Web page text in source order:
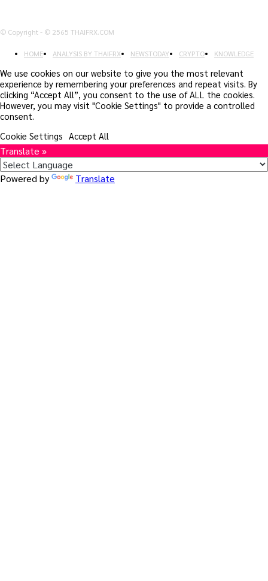
© Copyright - © 2565 THAIFRX.COM
HOME ANALYSIS BY THAIFRX NEWSTODAY CRYPTO KNOWLEDGE
We use cookies on our website to give you the most relevant
experience by remembering your preferences and repeat visits. By
clicking “Accept All”, you consent to the use of ALL the cookies.
However, you may visit "Cookie Settings" to provide a controlled
consent.
Cookie Settings Accept All
Translate »
Powered by Translate